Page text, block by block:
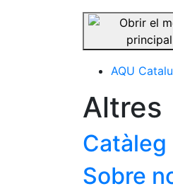
Saltar la
AQU
Altres
Sobre